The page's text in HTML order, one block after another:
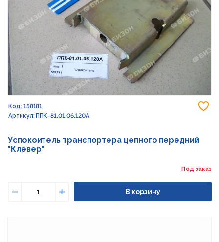
Код: 158181
Артикул: ППК-81.01.06.120А
Успокоитель транспортера цепного передний
"Клевер"
Под заказ
Увеличить
В корзину